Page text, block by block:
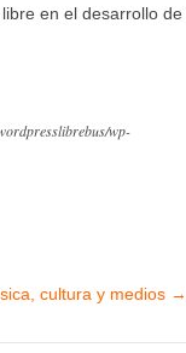
en el desarrollo de
wp-
cultura y medios →